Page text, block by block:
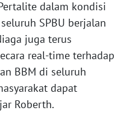
dalam kondisi
SPBU berjalan
juga terus
real-time terhadap
BBM di seluruh
dapat
Roberth.